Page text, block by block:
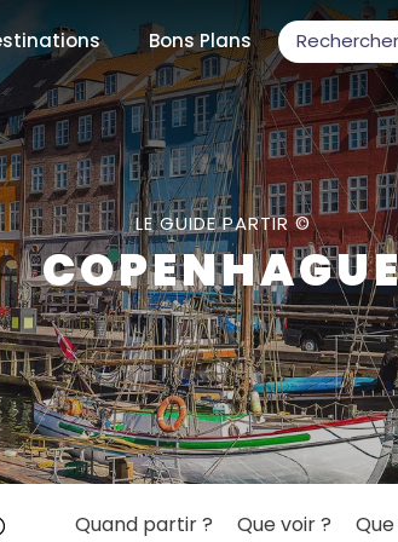
Bons Plans
LE GUIDE PARTIR ©
Quand partir ? Que voir ?
populaires
mois
Février Mars Avril Mai Juin
Novembre Décembre